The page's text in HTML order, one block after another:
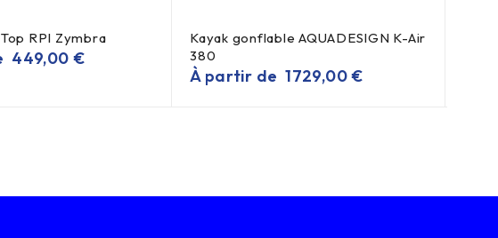
RPI Zymbra
449,00€
Kayak gonflable AQUADESIGN K-Air
380
À partir de1729,00€